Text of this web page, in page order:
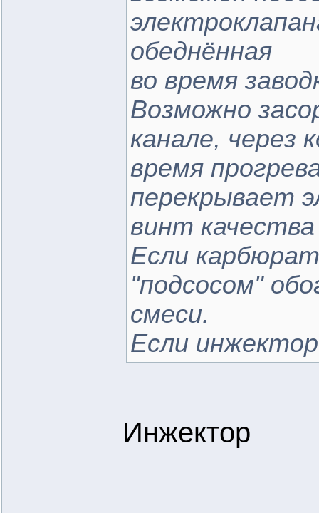
обеднённая
во время
Возможно
канале, через
время
перекрывает
винт
Если
"подсосом"
смеси.
Если
Инжектор